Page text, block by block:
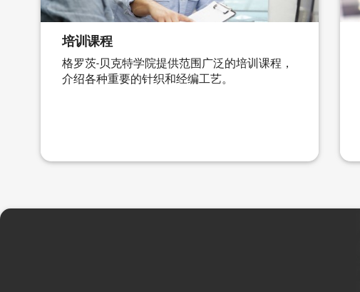
培训课程
格罗茨-贝克特学院提供范围广泛的培训课程，
介绍各种重要的针织和经编工艺。